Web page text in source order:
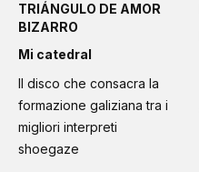
TRIÁNGULO DE AMOR
BIZARRO
Mi catedral
Il disco che consacra la
formazione galiziana tra i
migliori interpreti
shoegaze